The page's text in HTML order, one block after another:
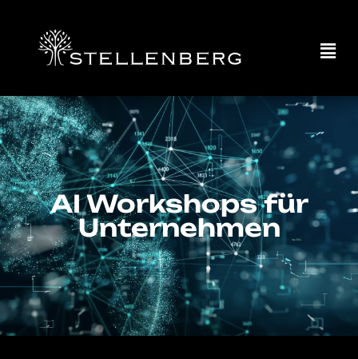
AI Workshopsfür
Unternehmen